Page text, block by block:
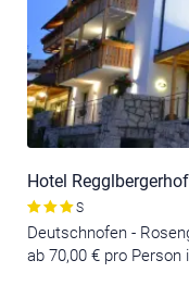
Hotel Regglbergerhof
S
Deutschnofen -
ab 70,00 € pro Person